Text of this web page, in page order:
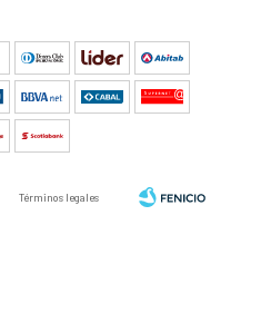
Términos legales